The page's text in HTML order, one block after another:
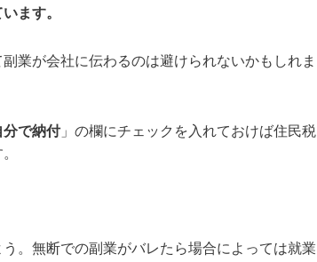
ます。
業が会社に伝わるのは避けられないかもしれま
分で納付」の欄にチェックを入れておけば住民税
。無断での副業がバレたら場合によっては就業